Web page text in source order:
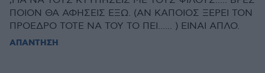
ΠΟΙΟΝ ΘΑ ΑΦΗΣΕΙΣ ΕΞΩ. (ΑΝ ΚΑΠΟΙΟΣ ΞΕΡΕΙ ΤΟΝ
ΠΡΟΕΔΡΟ ΤΟΤΕ ΝΑ ΤΟΥ ΤΟ ΠΕΙ...... ) ΕΙΝΑΙ ΑΠΛΟ.
ΑΠΑΝΤΗΣΗ